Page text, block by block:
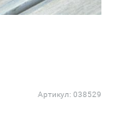
Артикул: 038529